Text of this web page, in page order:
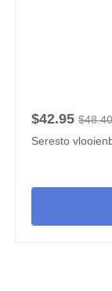
$42.95 $48.40
Seresto